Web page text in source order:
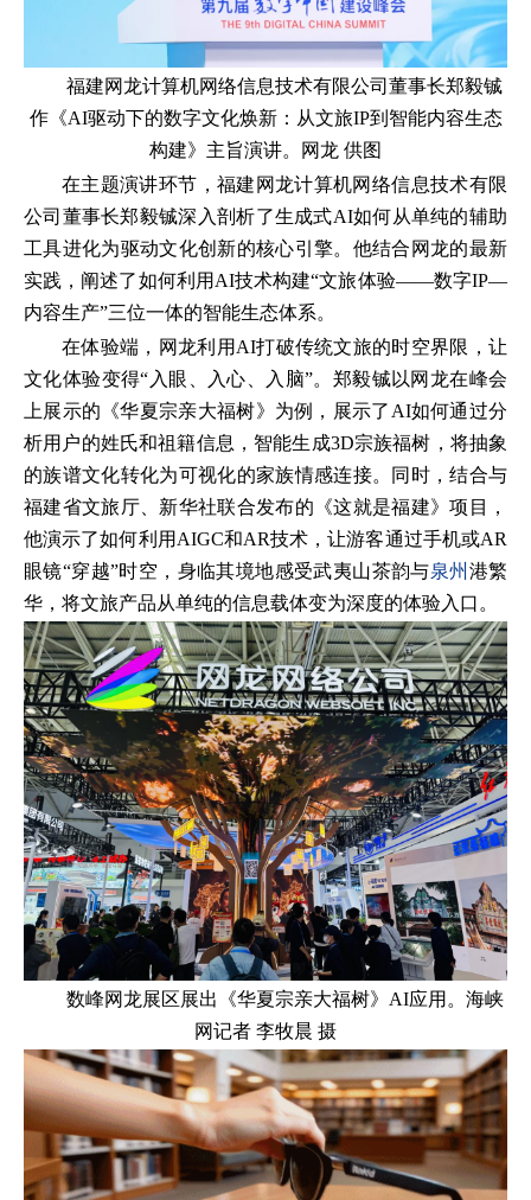
福建网龙计算机网络信息技术有限公司董事长郑毅铖
作《AI驱动下的数字文化焕新：从文旅IP到智能内容生态
构建》主旨演讲。网龙 供图
在主题演讲环节，福建网龙计算机网络信息技术有限
公司董事长郑毅铖深入剖析了生成式AI如何从单纯的辅助
工具进化为驱动文化创新的核心引擎。他结合网龙的最新
实践，阐述了如何利用AI技术构建“文旅体验——数字IP—
内容生产”三位一体的智能生态体系。
在体验端，网龙利用AI打破传统文旅的时空界限，让
文化体验变得“入眼、入心、入脑”。郑毅铖以网龙在峰会
上展示的《华夏宗亲大福树》为例，展示了AI如何通过分
析用户的姓氏和祖籍信息，智能生成3D宗族福树，将抽象
的族谱文化转化为可视化的家族情感连接。同时，结合与
福建省文旅厅、新华社联合发布的《这就是福建》项目，
他演示了如何利用AIGC和AR技术，让游客通过手机或AR
眼镜“穿越”时空，身临其境地感受武夷山茶韵与泉州 港繁
华，将文旅产品从单纯的信息载体变为深度的体验入口。
数峰网龙展区展出《华夏宗亲大福树》AI应用。海峡
网记者 李牧晨 摄